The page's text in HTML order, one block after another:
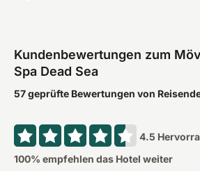
Kundenbewertungen zum
Spa Dead Sea
57 geprüfte Bewertungen von
4.5
100% empfehlen das Hotel weiter